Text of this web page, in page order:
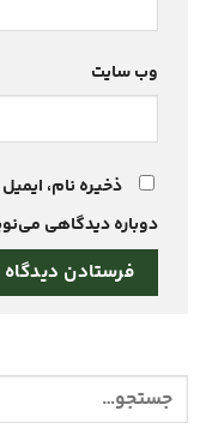
وب‌ سایت
ذخیره نام،
دوباره دیدگاهی